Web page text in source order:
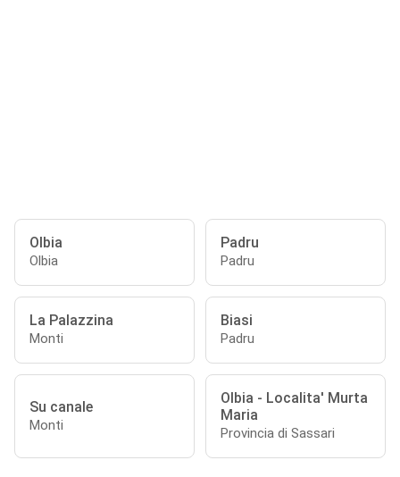
Olbia
Olbia
Padru
Padru
La Palazzina
Monti
Biasi
Padru
Su canale
Monti
Olbia - Localita' Murta
Maria
Provincia di Sassari